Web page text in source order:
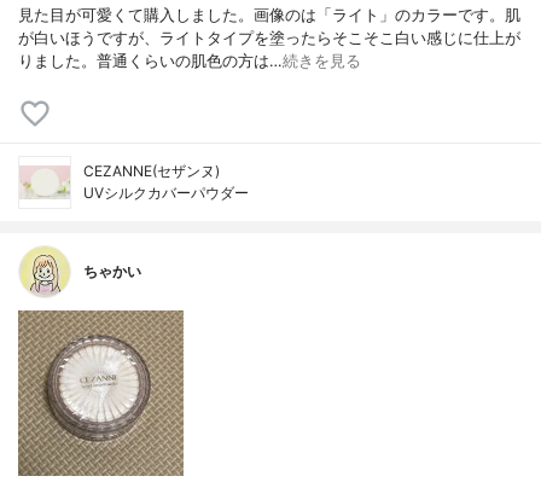
見た目が可愛くて購入しました。画像のは「ライト」のカラーです。肌
が白いほうですが、ライトタイプを塗ったらそこそこ白い感じに仕上が
りました。普通くらいの肌色の方は…続きを見る
CEZANNE(セザンヌ)
UVシルクカバーパウダー
ちゃかい